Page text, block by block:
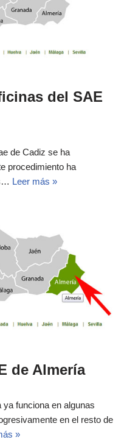
del SAE
de Cadiz se ha
procedimiento ha
Leer más »
de Almería
funciona en algunas
en el resto de
»